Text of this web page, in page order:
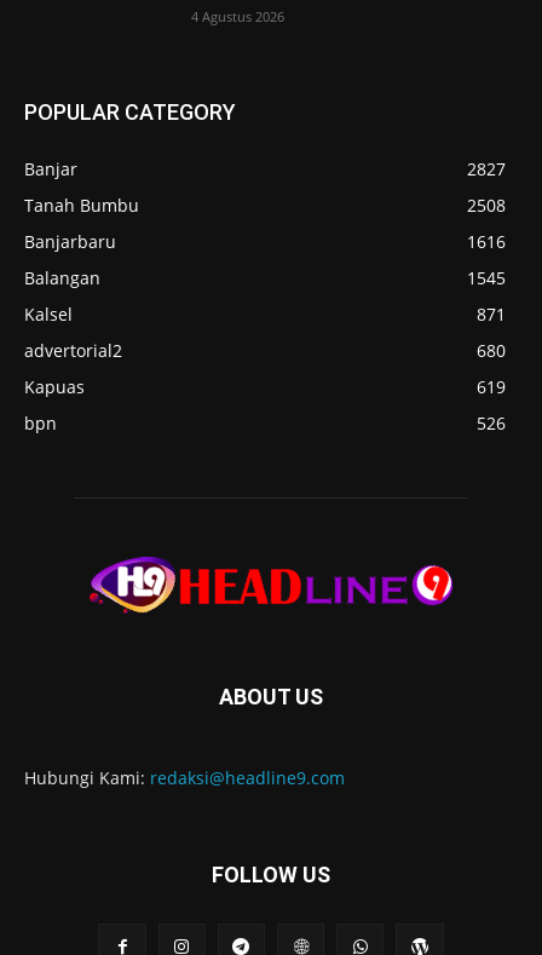
4 Agustus 2026
POPULAR CATEGORY
Banjar
2827
Tanah Bumbu
2508
Banjarbaru
1616
Balangan
1545
Kalsel
871
advertorial2
680
Kapuas
619
bpn
526
ABOUT US
Hubungi Kami: redaksi@headline9.com
FOLLOW US